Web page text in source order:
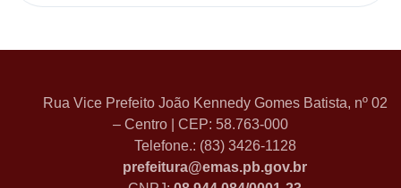
Rua Vice Prefeito João Kennedy Gomes Batista, nº 02
– Centro | CEP: 58.763-000
Telefone.: (83) 3426-1128
prefeitura@emas.pb.gov.br